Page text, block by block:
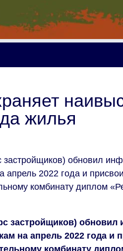
жилья
обновил
апрель 2022 года и
комбинату диплом
застройщиков)
на апрель 2022 года и